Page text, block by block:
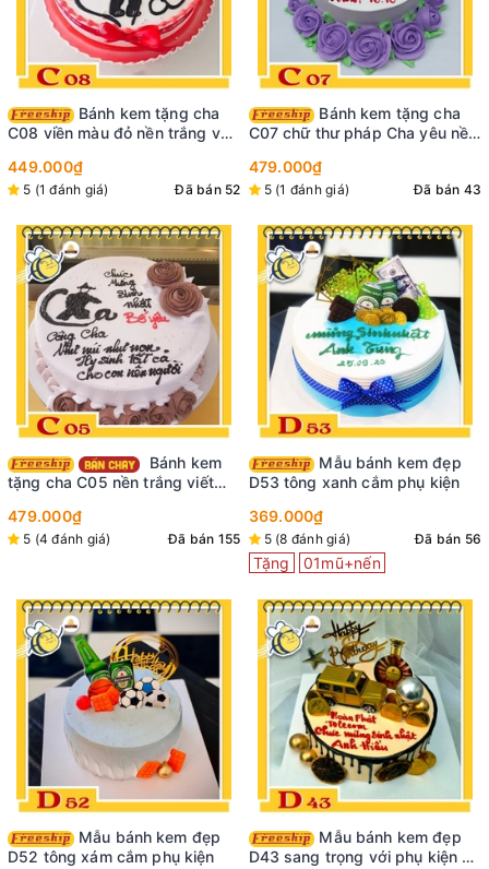
Bánh kem tặng cha
C08 viền màu đỏ nền trắng với
cùng câu nói xúc động
449.000₫
5 (1 đánh giá) Đã bán 52
C07 chữ thư pháp Cha yêu nền
màu tím nở rộ tươi thắm
479.000₫
5 (1 đánh giá) Đã bán 43
tặng cha C05 nền trắng viết
xung quanh là những bông hoa
màu nâu đẹp
479.000₫
5 (4 đánh giá) Đã bán 155
D53 tông xanh cắm phụ kiện
369.000₫
5 (8 đánh giá) Đã bán 56
Tặng 01mũ+nến
Mẫu bánh kem đẹp
D52 tông xám cắm phụ kiện
D43 sang trọng với phụ kiện xe